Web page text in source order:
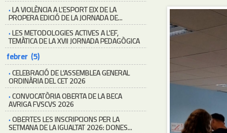
·LA VIOLÈNCIA A L'ESPORT EIX DE LA
PROPERA EDICIÓ DE LA JORNADA DE...
·LES METODOLOGIES ACTIVES A L'EF,
TEMÀTICA DE LA XVII JORNADA PEDAGÒGICA
febrer (5)
·CELEBRACIÓ DE L’ASSEMBLEA GENERAL
ORDINÀRIA DEL CET 2026
·CONVOCATÒRIA OBERTA DE LA BECA
AVRIGA FVSCVS 2026
·OBERTES LES INSCRIPCIONS PER LA
SETMANA DE LA IGUALTAT 2026: DONES...